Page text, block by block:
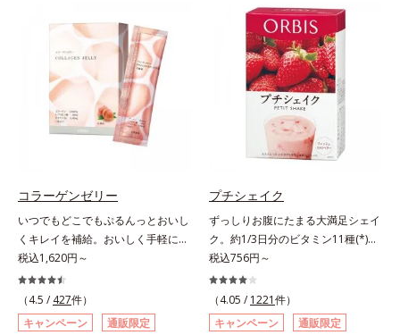
アです。“飲むスキンケア”だから、
顔だけでなく、背中や足など、スキ
ンケア機能は全身にも。なかなか手
が回らない、ボディの乾燥対策にも
おすすめです。ゆずの爽やかな香り
とすっきりとした酸味が特徴の「ゆ
ず風味」、芳醇なマスカットの香り
「マスカット風味」、ピーチの甘い
香りと爽やかな甘味が楽しめる「ピ
ーチ風味」の3種のフレーバーをご
用意。その日の気分に合わせてチョ
イスできるから、より飽きにくく、
水なしで飲めるから、毎日手軽にお
いしく続けられます。*1 販売商品
として。*2 許可表示：本品に含ま
ョンが作れて、瞳の印象を確実に
UP。重ね方次第で印象の異なる仕
上がりが可能で、毎日のメイクがも
っと楽しくなります。それぞれの肌
色を考えたこだわりの色設計だか
ら、冒険カラーも肌にすんなりなじ
み、立体的で華やかな目元に仕上が
ります。容器の中でプレスされた粉
れて丸い粉体になる「バウンスロー
上で転がりやすく、ひと塗りでふわ
っとのび広がります。
コラーゲンゼリー
いつでもどこでもぷるんっとおいし
くキレイを補給。おいしく手軽にキ
レイをチャージ！ おやつ感覚でハ
リと弾力のある毎日に欠かせない人
気のコラーゲンを補給できる、ステ
ィック型ゼリーです。吸収が早い、
税込1,620円～
（4.5 / 427件）
キャンペーン
通販限定
プチシェイク
ずっしりお腹にたまる大満足シェイ
ク。約1/3日分のビタミン11種(*)・
鉄分・食物繊維配合でダイエットと
美容をしっかりサポート。食事とお
きかえるだけで簡単にカロリーを抑
えつつ、果実のいいところをまるご
税込756円～
（4.05 / 1221件）
キャンペーン
通販限定